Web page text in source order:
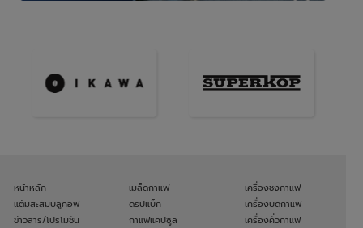
หน้าหลัก
แต้มสะสมบลูคอฟ
ข่าวสาร/โปรโมชัน
เมล็ดกาแฟ
ดริปแบ็ก
กาแฟแคปซูล
เครื่องชงกาแฟ
เครื่องบดกาแฟ
เครื่องคั่วกาแฟ